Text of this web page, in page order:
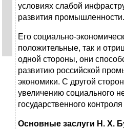
условиях слабой
развития промышленности.
Его социально-
положительные, так и
одной стороны, они
развитию российской
экономики. С другой
увеличению социального
государственного
Основные заслуги Н. Х.